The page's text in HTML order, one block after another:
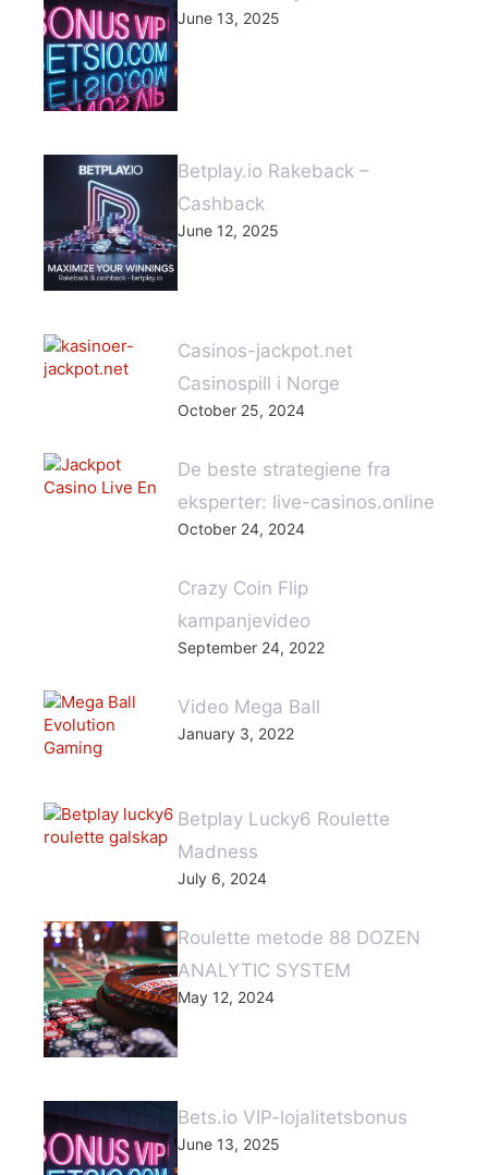
June 13, 2025
Betplay.io Rakeback –
Cashback
June 12, 2025
Casinos-jackpot.net
Casinospill i Norge
October 25, 2024
De beste strategiene fra
eksperter: live-casinos.online
October 24, 2024
Crazy Coin Flip
kampanjevideo
September 24, 2022
Video Mega Ball
January 3, 2022
Betplay Lucky6 Roulette
Madness
July 6, 2024
Roulette metode 88 DOZEN
ANALYTIC SYSTEM
May 12, 2024
Bets.io VIP-lojalitetsbonus
June 13, 2025